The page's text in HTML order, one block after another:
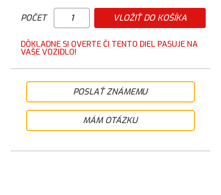
POČET VLOŽIŤ DO KOŠÍKA
DÔKLADNE SI OVERTE ČI TENTO DIEL PASUJE NA
VAŠE VOZIDLO!
POSLAŤ ZNÁMEMU
MÁM OTÁZKU